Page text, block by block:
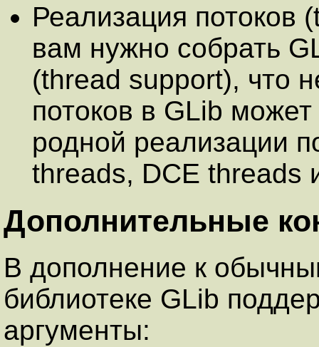
Реализация потоков
вам нужно собрать
(thread support), что
потоков в GLib
родной реализации
threads, DCE threads
Дополнительные
В дополнение к
библиотеке GLib
аргументы: